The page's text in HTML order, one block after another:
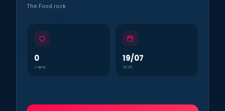
The Food rock
0
J’aime
19/07
2025